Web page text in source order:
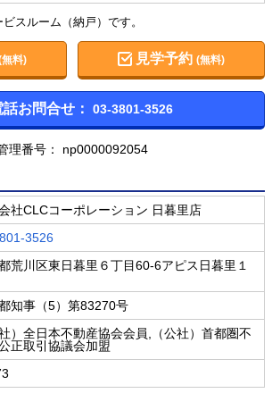
スルーム（納戸）です。
無料) 見学予約(無料)
話お問合せ： 03-3801-3526
理番号： np0000092054
社CLCコーポレーション 日暮里店
3526
荒川区東日暮里６丁目60-6アピス日暮里１
知事（5）第83270号
社）全日本不動産協会会員,（公社）首都圏不
正取引協議会加盟